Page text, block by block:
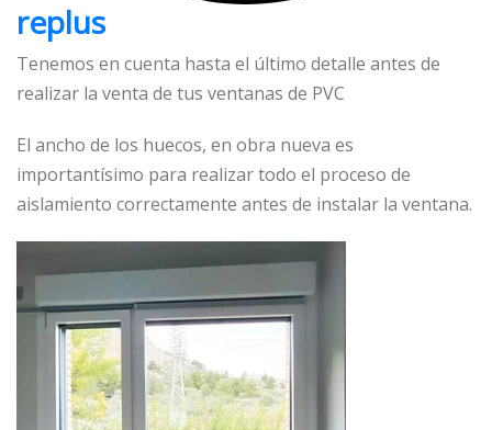
replus
Tenemos en cuenta hasta el último detalle antes de
realizar la venta de tus ventanas de PVC
El ancho de los huecos, en obra nueva es
importantísimo para realizar todo el proceso de
aislamiento correctamente antes de instalar la ventana.